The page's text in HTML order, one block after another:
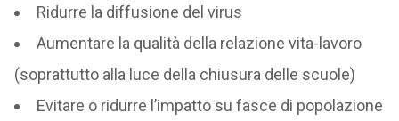
Ridurre la diffusione del virus
Aumentare la qualità della relazione vita-lavoro
(soprattutto alla luce della chiusura delle scuole)
Evitare o ridurre l’impatto su fasce di popolazione